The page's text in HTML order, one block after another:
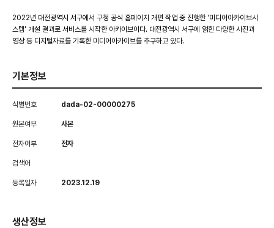
2022년 대전광역시 서구에서 구청 공식 홈페이지 개편 작업 중 진행한 '미디어아카이브시
스템' 개설 결과로 서비스를 시작한 아카이브이다. 대전광역시 서구에 얽힌 다양한 사진과
영상 등 디지털자료를 기록한 미디어아카이브를 추구하고 있다.
기본정보
식별번호 dada-02-00000275
원본여부 사본
전자여부 전자
검색어
등록일자 2023.12.19
생산정보